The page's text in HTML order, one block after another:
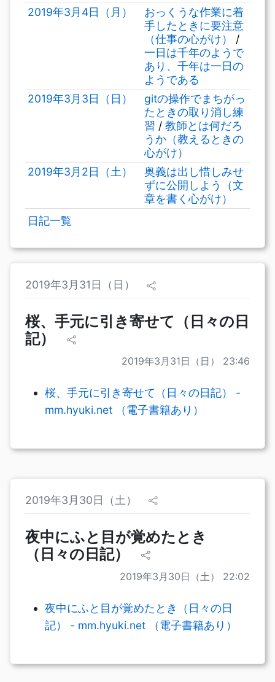
2019年3月4日（月）
おっくうな作業に着
手したときに要注意
（仕事の心がけ）
/
一日は千年のようで
あり、千年は一日の
ようである
2019年3月3日（日）
gitの操作でまちがっ
たときの取り消し練
習 / 教師とは何だろ
うか（教えるときの
心がけ）
2019年3月2日（土）
奥義は出し惜しみせ
ずに公開しよう（文
章を書く心がけ）
日記一覧
2019年3月31日（日）
桜、手元に引き寄せて（日々の日
記）
2019年3月31日（日） 23:46
桜、手元に引き寄せて（日々の日記） -
mm.hyuki.net （電子書籍あり）
2019年3月30日（土）
夜中にふと目が覚めたとき
（日々の日記）
2019年3月30日（土） 22:02
夜中にふと目が覚めたとき（日々の日
記） - mm.hyuki.net （電子書籍あり）